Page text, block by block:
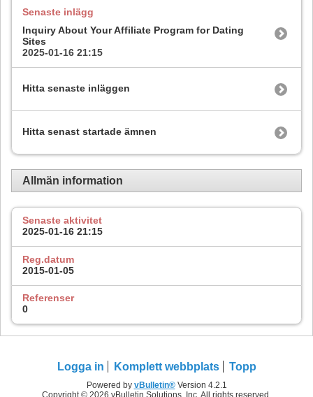
Senaste inlägg
Inquiry About Your Affiliate Program for Dating
Sites
2025-01-16 21:15
Hitta senaste inläggen
Hitta senast startade ämnen
Allmän information
Senaste aktivitet
2025-01-16 21:15
Reg.datum
2015-01-05
Referenser
0
Logga in Komplett webbplats Topp
Powered by vBulletin®Version 4.2.1
Copyright © 2026 vBulletin Solutions, Inc. All rights reserved.